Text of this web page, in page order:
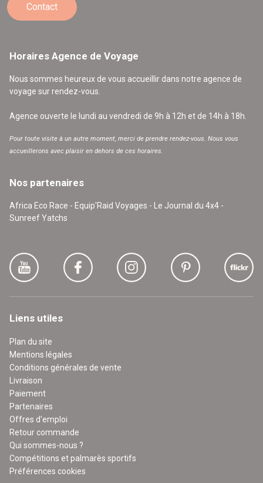
Contact
Horaires Agence de Voyage
Nous sommes heureux de vous accueillir dans notre agence de
voyage sur rendez-vous.
Agence ouverte le lundi au vendredi de 9h à 12h et de 14h à 18h.
Pour toute visite à un autre moment, merci de prendre rendez-vous. Nous vous
accueillerons avec plaisir en dehors de ces horaires.
Nos partenaires
Africa Eco Race - Equip'Raid Voyages - Le Journal du 4x4 -
Sunreef Yatchs
Liens utiles
Plan du site
Mentions légales
Conditions générales de vente
Livraison
Paiement
Partenaires
Offres d'emploi
Retour commande
Qui sommes-nous ?
Compétitions et palmarès sportifs
Préférences cookies